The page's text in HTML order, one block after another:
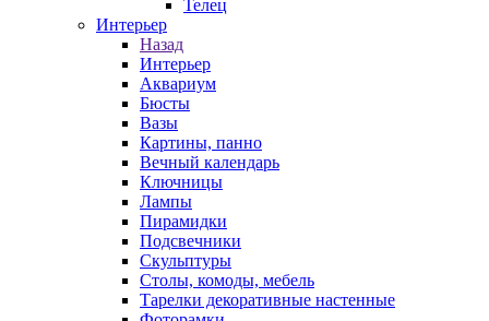
Телец
Интерьер
Назад
Интерьер
Аквариум
Бюсты
Вазы
Картины, панно
Вечный календарь
Ключницы
Лампы
Пирамидки
Подсвечники
Скульптуры
Столы, комоды, мебель
Тарелки декоративные настенные